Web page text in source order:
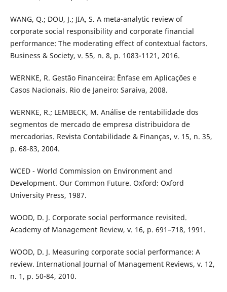
WANG, Q.; DOU, J.; JIA, S. A meta-analytic review of
corporate social responsibility and corporate financial
performance: The moderating effect of contextual factors.
Business & Society, v. 55, n. 8, p. 1083-1121, 2016.
WERNKE, R. Gestão Financeira: Ênfase em Aplicações e
Casos Nacionais. Rio de Janeiro: Saraiva, 2008.
WERNKE, R.; LEMBECK, M. Análise de rentabilidade dos
segmentos de mercado de empresa distribuidora de
mercadorias. Revista Contabilidade & Finanças, v. 15, n. 35,
p. 68-83, 2004.
WCED - World Commission on Environment and
Development. Our Common Future. Oxford: Oxford
University Press, 1987.
WOOD, D. J. Corporate social performance revisited.
Academy of Management Review, v. 16, p. 691–718, 1991.
WOOD, D. J. Measuring corporate social performance: A
review. International Journal of Management Reviews, v. 12,
n. 1, p. 50-84, 2010.